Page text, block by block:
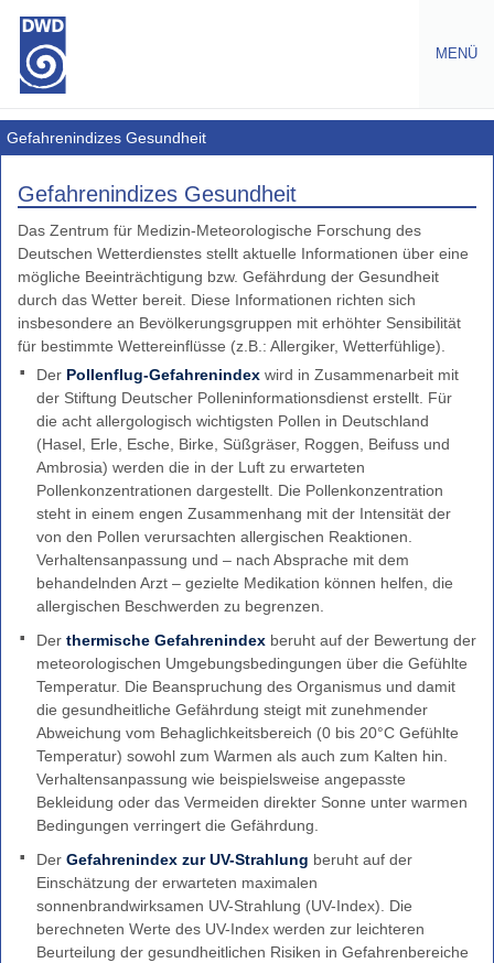
MENÜ
Warnungen
Amtliche
Warnungen
Wetterwarnungen
Europa
Gefahrenindizes
Gesundheit
Pollenflug
Thermisch
Wetterfühligkeit
Gefahrenindizes
-
(Wald-,
Grasbrand)
Warnindizes
Farbskala
Unwetterwarnkriterien
Wetterwarnkriterien
Binnenseewarnungen
Küstenwarnungen
Hitze-
UV-
Warnungen
Windwarnskala
Hochwasserzentralen
Gefahrenindizes Gesundheit
Gefahrenindizes Gesundheit
Das Zentrum für Medizin-Meteorologische Forschung des
Deutschen Wetterdienstes stellt aktuelle Informationen über eine
mögliche Beeinträchtigung bzw. Gefährdung der Gesundheit
durch das Wetter bereit. Diese Informationen richten sich
insbesondere an Bevölkerungsgruppen mit erhöhter Sensibilität
für bestimmte Wettereinflüsse (z.B.: Allergiker, Wetterfühlige).
Der Pollenflug-Gefahrenindex wird in Zusammenarbeit mit
der Stiftung Deutscher Polleninformationsdienst erstellt. Für
die acht allergologisch wichtigsten Pollen in Deutschland
(Hasel, Erle, Esche, Birke, Süßgräser, Roggen, Beifuss und
Ambrosia) werden die in der Luft zu erwarteten
Pollenkonzentrationen dargestellt. Die Pollenkonzentration
steht in einem engen Zusammenhang mit der Intensität der
von den Pollen verursachten allergischen Reaktionen.
Verhaltensanpassung und – nach Absprache mit dem
behandelnden Arzt – gezielte Medikation können helfen, die
allergischen Beschwerden zu begrenzen.
Der thermische Gefahrenindex beruht auf der Bewertung der
meteorologischen Umgebungsbedingungen über die Gefühlte
Temperatur. Die Beanspruchung des Organismus und damit
die gesundheitliche Gefährdung steigt mit zunehmender
Abweichung vom Behaglichkeitsbereich (0 bis 20°C Gefühlte
Temperatur) sowohl zum Warmen als auch zum Kalten hin.
Verhaltensanpassung wie beispielsweise angepasste
Bekleidung oder das Vermeiden direkter Sonne unter warmen
Bedingungen verringert die Gefährdung.
Der Gefahrenindex zur UV-Strahlung beruht auf der
Einschätzung der erwarteten maximalen
sonnenbrandwirksamen UV-Strahlung (UV-Index). Die
berechneten Werte des UV-Index werden zur leichteren
Beurteilung der gesundheitlichen Risiken in Gefahrenbereiche